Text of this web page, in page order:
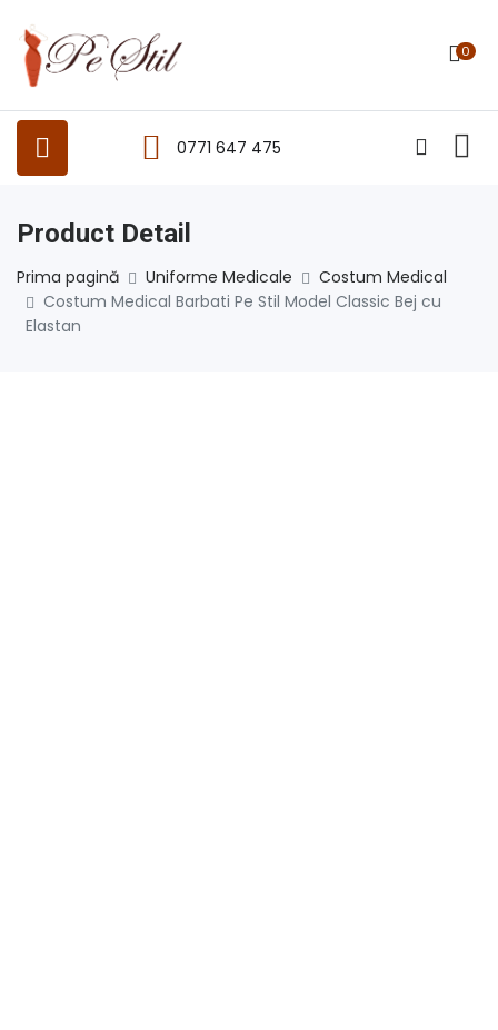
0
0771 647 475
Product Detail
Prima pagină Uniforme Medicale
Costum Medical
Costum Medical Barbati Pe Stil Model Classic Bej cu
Elastan